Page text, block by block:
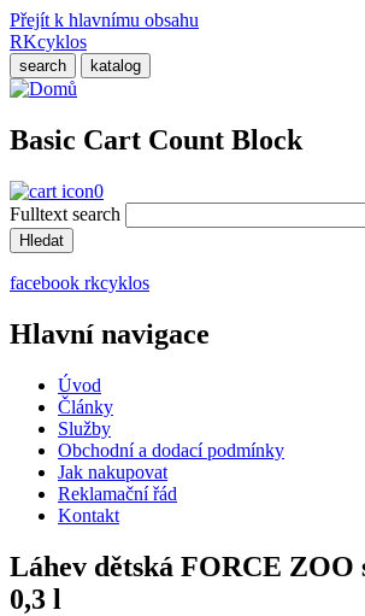
Přejít k hlavnímu obsahu
RKcyklos
search katalog
Basic Cart Count Block
0
Fulltext search
facebook rkcyklos
Hlavní navigace
Úvod
Články
Služby
Obchodní a dodací podmínky
Jak nakupovat
Reklamační řád
Kontakt
Láhev dětská FORCE ZOO
0,3 l